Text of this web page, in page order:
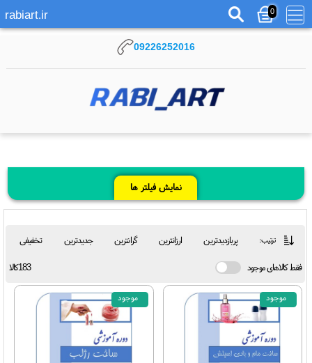
0
rabiart.ir
09226252016
نمایش فیلتر ها
پربازدیدترین
موجود 183کالا
موجود